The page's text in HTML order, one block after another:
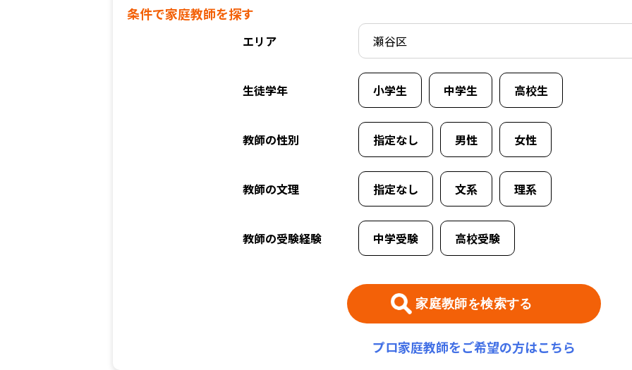
条件で家庭教師を探す
エリア 瀬谷区
生徒学年 小学生 中学生 高校生
教師の性別 指定なし 男性 女性
教師の文理 指定なし 文系 理系
教師の受験経験 中学受験 高校受験
家庭教師を検索する
プロ家庭教師をご希望の方はこちら
神奈川県 埼玉県
京都府 兵庫県
上記以外のエリア（海外含む）はオンライン指導で対応可能です
選択する